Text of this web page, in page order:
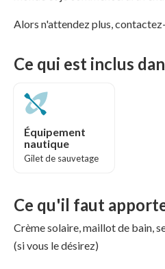
Alors n'attendez plus,
Ce qui est inclus
Équipement
nautique
Gilet de sauvetage
Ce qu'il faut
Crème solaire, maillot de bain,
(si vous le désirez)